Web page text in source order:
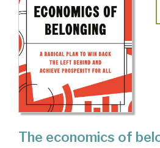
The economics of